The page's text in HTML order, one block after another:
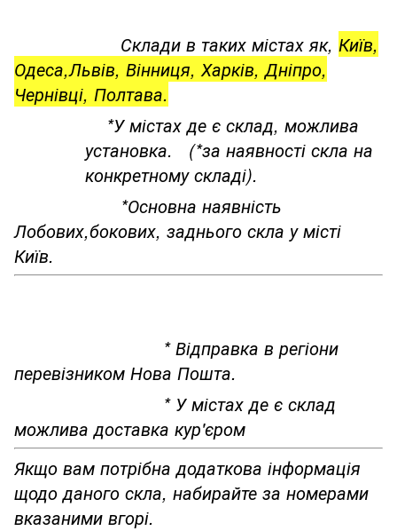
Склади в таких містах як, Київ,
Одеса,Львів, Вінниця, Харків, Дніпро,
Чернівці, Полтава.
*У містах де є склад, можлива
установка. (*за наявності скла на
конкретному складі).
*Основна наявність
Лобових,бокових, заднього скла у місті
Київ.
* Відправка в регіони
перевізником Нова Пошта.
* У містах де є склад
можлива доставка кур'єром
Якщо вам потрібна додаткова інформація
щодо даного скла, набирайте за номерами
вказаними вгорі.